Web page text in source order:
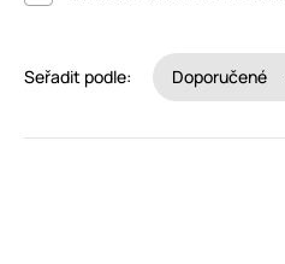
Seřadit podle: Doporučené